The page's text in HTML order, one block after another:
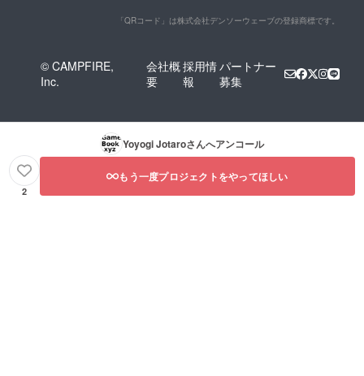
「QRコード」は株式会社デンソーウェーブの登録商標です。
© CAMPFIRE,
Inc.
会社概
要
採用情
報
パートナー
募集
Yoyogi Jotaroさんへアンコール
2
もう一度プロジェクトをやってほしい